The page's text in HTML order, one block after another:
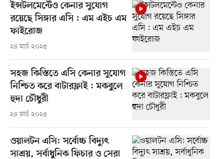
ইন্সটলমেন্টেও কেনার সুযোগ
রয়েছে সিঙ্গার এসি : এম এইচ এম
ফাইরোজ
২৪ মার্চ ২০২৫
সহজ কিস্তিতে এসি কেনার সুযোগ
নিশ্চিত করে বাটারফ্লাই : মকবুলে
হুদা চৌধুরী
২৪ মার্চ ২০২৫
ওয়ালটন এসি: সর্বোচ্চ বিদ্যুৎ
সাশ্রয়, সর্বাধুনিক ফিচার ও সেরা